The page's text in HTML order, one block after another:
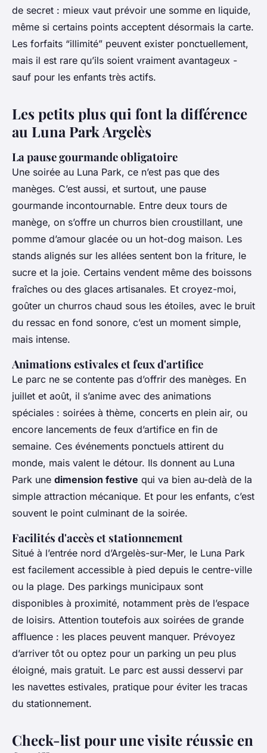
de secret : mieux vaut prévoir une somme en liquide,
même si certains points acceptent désormais la carte.
Les forfaits “illimité” peuvent exister ponctuellement,
mais il est rare qu’ils soient vraiment avantageux -
sauf pour les enfants très actifs.
Les petits plus qui font la différence
au Luna Park Argelès
La pause gourmande obligatoire
Une soirée au Luna Park, ce n’est pas que des
manèges. C’est aussi, et surtout, une pause
gourmande incontournable. Entre deux tours de
manège, on s’offre un churros bien croustillant, une
pomme d’amour glacée ou un hot-dog maison. Les
stands alignés sur les allées sentent bon la friture, le
sucre et la joie. Certains vendent même des boissons
fraîches ou des glaces artisanales. Et croyez-moi,
goûter un churros chaud sous les étoiles, avec le bruit
du ressac en fond sonore, c’est un moment simple,
mais intense.
Animations estivales et feux d'artifice
Le parc ne se contente pas d’offrir des manèges. En
juillet et août, il s’anime avec des animations
spéciales : soirées à thème, concerts en plein air, ou
encore lancements de feux d’artifice en fin de
semaine. Ces événements ponctuels attirent du
monde, mais valent le détour. Ils donnent au Luna
Park une dimension festive qui va bien au-delà de la
simple attraction mécanique. Et pour les enfants, c’est
souvent le point culminant de la soirée.
Facilités d'accès et stationnement
Situé à l’entrée nord d’Argelès-sur-Mer, le Luna Park
est facilement accessible à pied depuis le centre-ville
ou la plage. Des parkings municipaux sont
disponibles à proximité, notamment près de l’espace
de loisirs. Attention toutefois aux soirées de grande
affluence : les places peuvent manquer. Prévoyez
d’arriver tôt ou optez pour un parking un peu plus
éloigné, mais gratuit. Le parc est aussi desservi par
les navettes estivales, pratique pour éviter les tracas
du stationnement.
Check-list pour une visite réussie en